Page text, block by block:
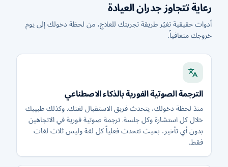
رعاية تتجاوز جدران العيادة
أدوات حقيقية تغيّر طريقة تجربتك للعلاج، من لحظة دخولك إلى يوم
خروجك متعافياً.
الترجمة الصوتية الفورية بالذكاء الاصطناعي
منذ لحظة دخولك، يتحدث فريق الاستقبال لغتك. وكذلك طبيبك
خلال كل استشارة وكل جلسة. ترجمة صوتية فورية في الاتجاهين
بدون أي تأخير، بحيث نتحدث فعلياً كل لغة وليس ثلاث لغات
فقط.